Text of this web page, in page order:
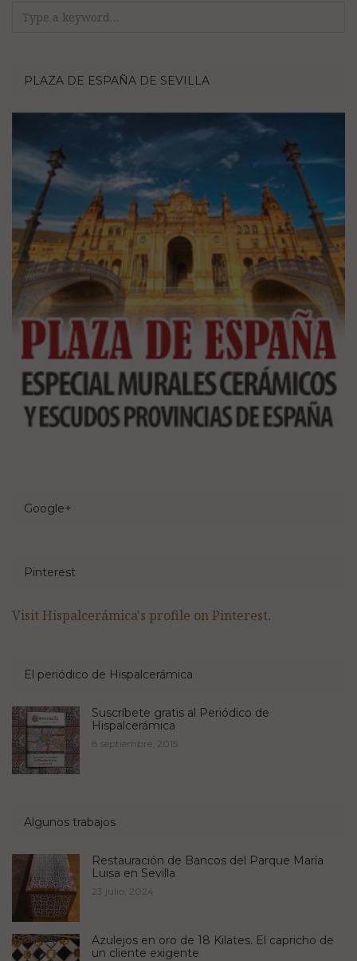
Search
PLAZA DE ESPAÑA DE SEVILLA
Google+
Pinterest
Visit Hispalcerámica's profile on Pinterest.
El periódico de Hispalcerámica
Suscríbete gratis al Periódico de
Hispalcerámica
8 septiembre, 2015
Algunos trabajos
Restauración de Bancos del Parque María
Luisa en Sevilla
23 julio, 2024
Azulejos en oro de 18 Kilates. El capricho de
un cliente exigente